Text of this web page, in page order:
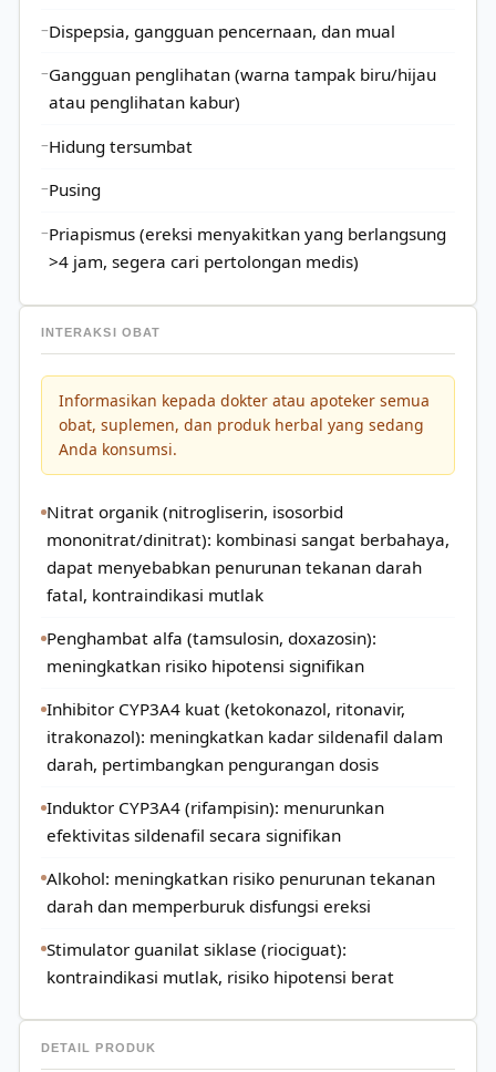
Dispepsia, gangguan pencernaan, dan mual
Gangguan penglihatan (warna tampak biru/hijau
atau penglihatan kabur)
Hidung tersumbat
Pusing
Priapismus (ereksi menyakitkan yang berlangsung
>4 jam, segera cari pertolongan medis)
INTERAKSI OBAT
Informasikan kepada dokter atau apoteker semua
obat, suplemen, dan produk herbal yang sedang
Anda konsumsi.
Nitrat organik (nitrogliserin, isosorbid
mononitrat/dinitrat): kombinasi sangat berbahaya,
dapat menyebabkan penurunan tekanan darah
fatal, kontraindikasi mutlak
Penghambat alfa (tamsulosin, doxazosin):
meningkatkan risiko hipotensi signifikan
Inhibitor CYP3A4 kuat (ketokonazol, ritonavir,
itrakonazol): meningkatkan kadar sildenafil dalam
darah, pertimbangkan pengurangan dosis
Induktor CYP3A4 (rifampisin): menurunkan
efektivitas sildenafil secara signifikan
Alkohol: meningkatkan risiko penurunan tekanan
darah dan memperburuk disfungsi ereksi
Stimulator guanilat siklase (riociguat):
kontraindikasi mutlak, risiko hipotensi berat
DETAIL PRODUK